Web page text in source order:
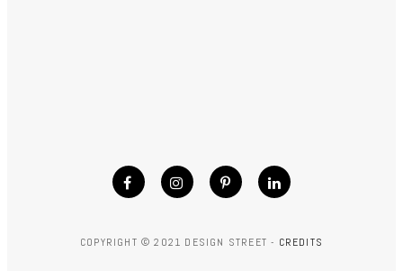
COPYRIGHT © 2021 DESIGN STREET - CREDITS